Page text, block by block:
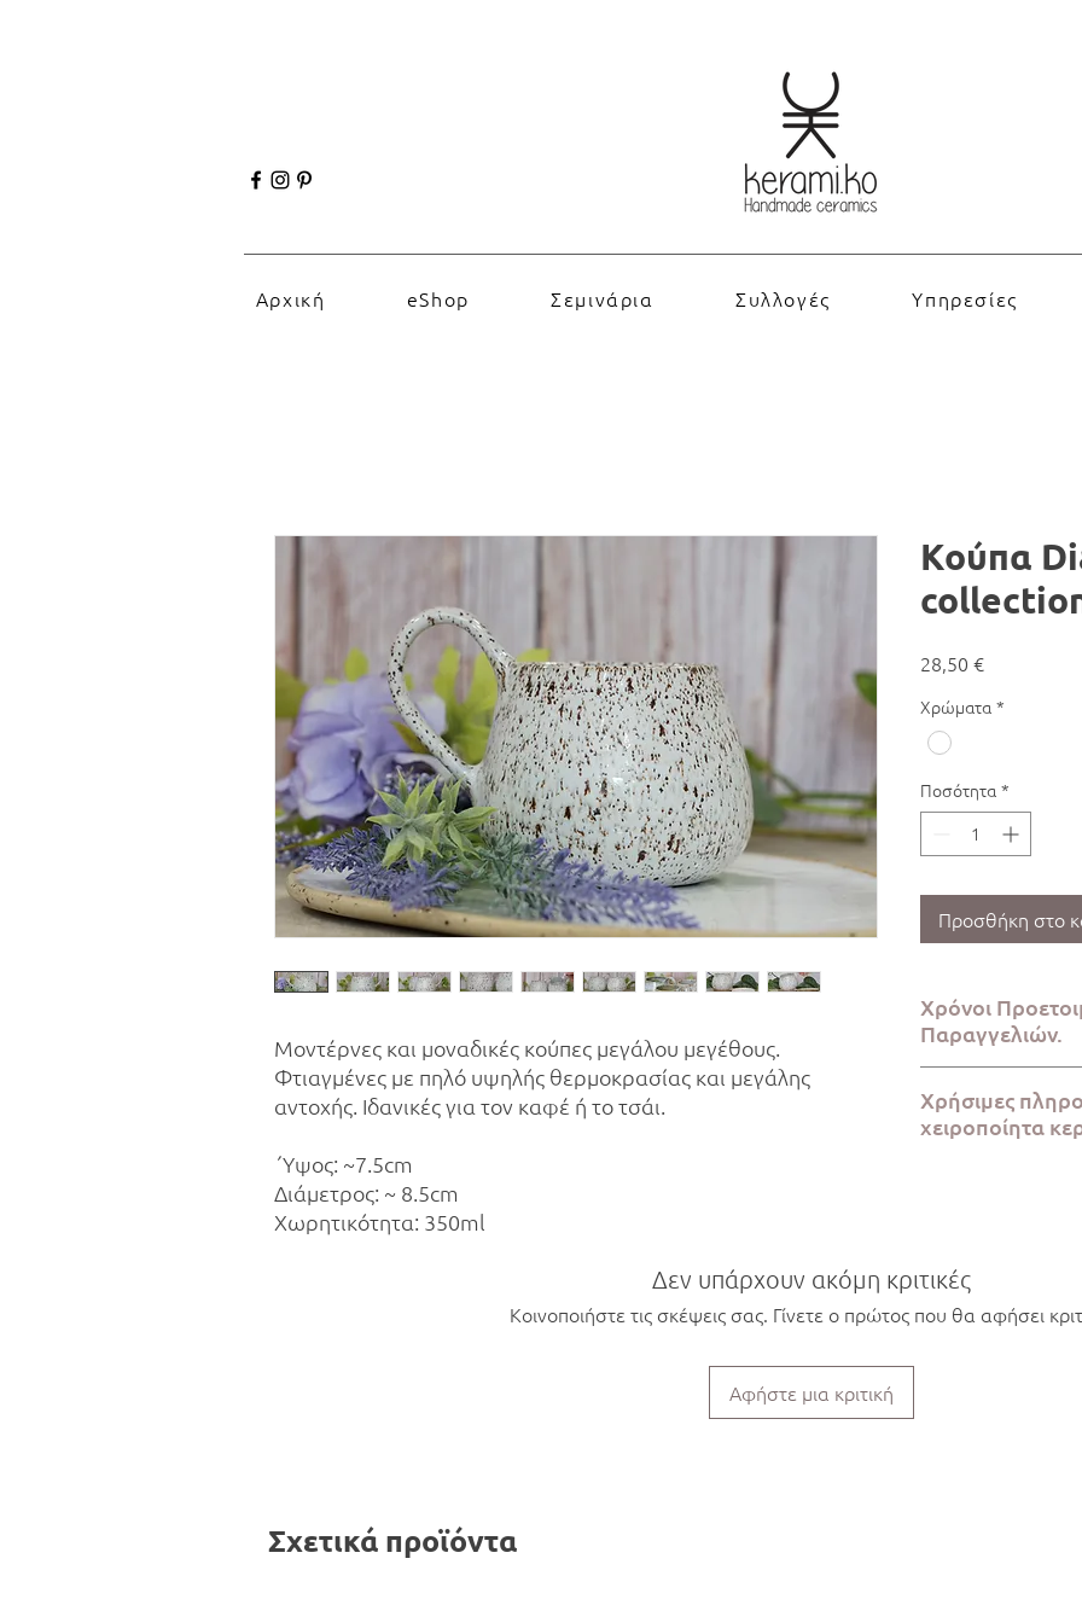
Αρχική eShop Σεμινάρια Συλλογές Υπηρεσίες
Μοντέρνες και μοναδικές κούπες μεγάλου μεγέθους.
Φτιαγμένες με πηλό υψηλής θερμοκρασίας και μεγάλης
αντοχής. Ιδανικές για τον καφέ ή το τσάι.
΄Υψος: ~7.5cm
Διάμετρος: ~ 8.5cm
Χωρητικότητα: 350ml
Κούπα
28,50 €Τιμή
Χρώματα *
Ποσότητα *
Προσθήκη στο
Χρόνοι
Παραγγελιών.
ημέρες, ενώ η
πραγματοποιείται
Χρήσιμες
χειροποίητα
πλυντήριο πιάτων.
προϊόντων, θα
μέγεθος και το
Δεν υπάρχουν ακόμη κριτικές
Κοινοποιήστε τις σκέψεις σας. Γίνετε ο πρώτος που θα αφήσει
Αφήστε μια κριτική
Σχετικά προϊόντα